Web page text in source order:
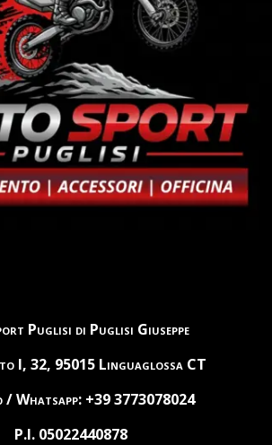
Puglisi di Puglisi Giuseppe
I, 32, 95015 Linguaglossa CT
/ Whatsapp: +39 3773078024
P.I. 05022440878